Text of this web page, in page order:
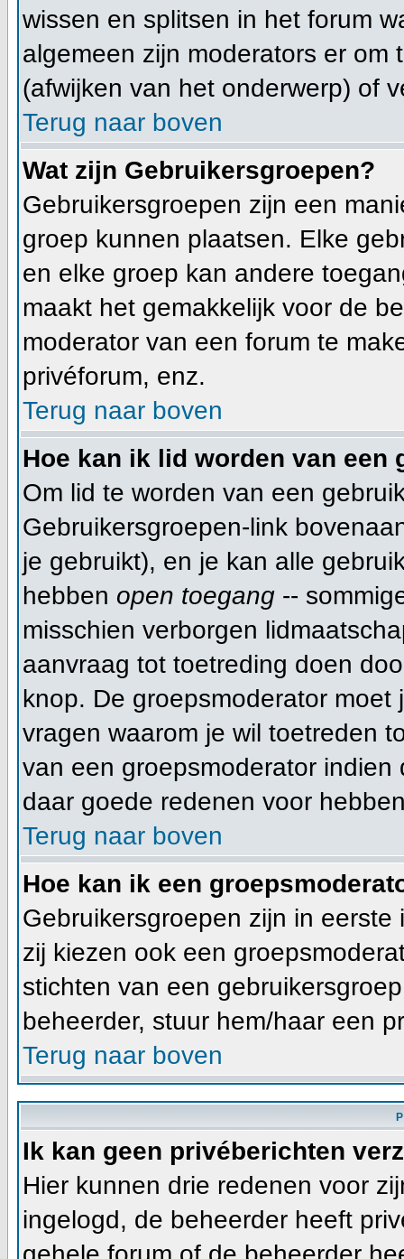
wissen en splitsen in het forum
algemeen zijn moderators er
(afwijken van het onderwerp) of
Terug naar boven
Wat zijn Gebruikersgroepen?
Gebruikersgroepen zijn een
groep kunnen plaatsen. Elke
en elke groep kan andere
maakt het gemakkelijk voor de
moderator van een forum te
privéforum, enz.
Terug naar boven
Hoe kan ik lid worden van een
Om lid te worden van een
Gebruikersgroepen-link
je gebruikt), en je kan alle
hebben open toegang --
misschien verborgen
aanvraag tot toetreding doen
knop. De groepsmoderator
vragen waarom je wil toetreden
van een groepsmoderator
daar goede redenen voor
Terug naar boven
Hoe kan ik een
Gebruikersgroepen zijn in
zij kiezen ook een
stichten van een
beheerder, stuur hem/haar een
Terug naar boven
Ik kan geen privéberichten
Hier kunnen drie redenen voor
ingelogd, de beheerder heeft